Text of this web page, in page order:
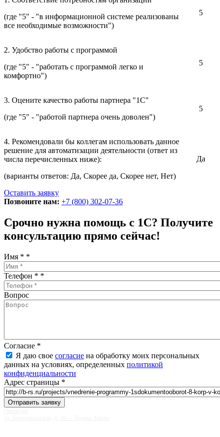
(где "5" - "в информационной системе реализованы
все необходимые возможности")
5
2. Удобство работы с программой
(где "5" - "работать с программой легко и
комфортно")
5
3. Оцените качество работы партнера "1С"
(где "5" - "работой партнера очень доволен")
5
4. Рекомендовали бы коллегам использовать данное
решение для автоматизации деятельности (ответ из
числа перечисленных ниже):
(варианты ответов: Да, Скорее да, Скорее нет, Нет)
Да
Оставить заявку
Позвоните нам: +7 (800) 302-07-36
Срочно нужна помощь с 1С? Получите
консультацию прямо сейчас!
Имя * *
Телефон * *
Вопрос
Согласие *
Я даю свое согласие на обработку моих персональных
данных на условиях, определенных политикой
конфиденциальности
Адрес страницы *